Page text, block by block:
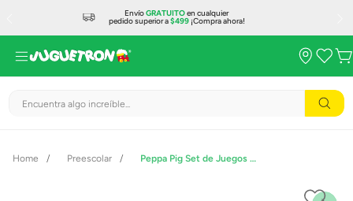
EnvíoGRATUITOen cualquier
pedido superior a$499¡Compra ahora!
Encuentra algo increíble...
Preescolar Peppa Pig Set de Juegos Party Bus con Accesorios de Fiesta y las Figuras de Peppa, Pedro y Candy